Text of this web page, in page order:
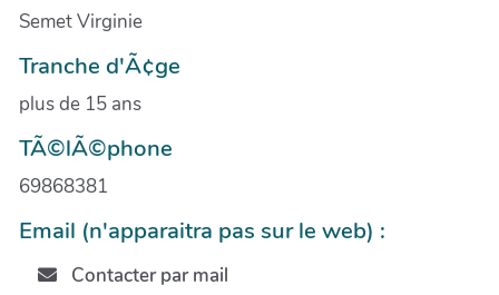
Semet Virginie
Tranche d'Ã¢ge
plus de 15 ans
TÃ©lÃ©phone
69868381
Email (n'apparaitra pas sur le web) :
Contacter par mail